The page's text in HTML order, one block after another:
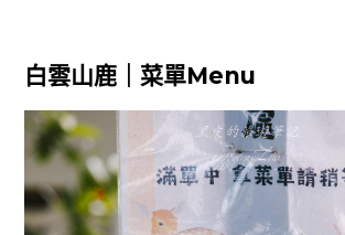
白雲山鹿｜菜單Menu